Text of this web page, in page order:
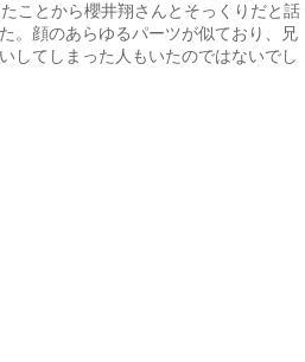
ことから櫻井翔さんとそっくりだと話
。顔のあらゆるパーツが似ており、兄
してしまった人もいたのではないでし